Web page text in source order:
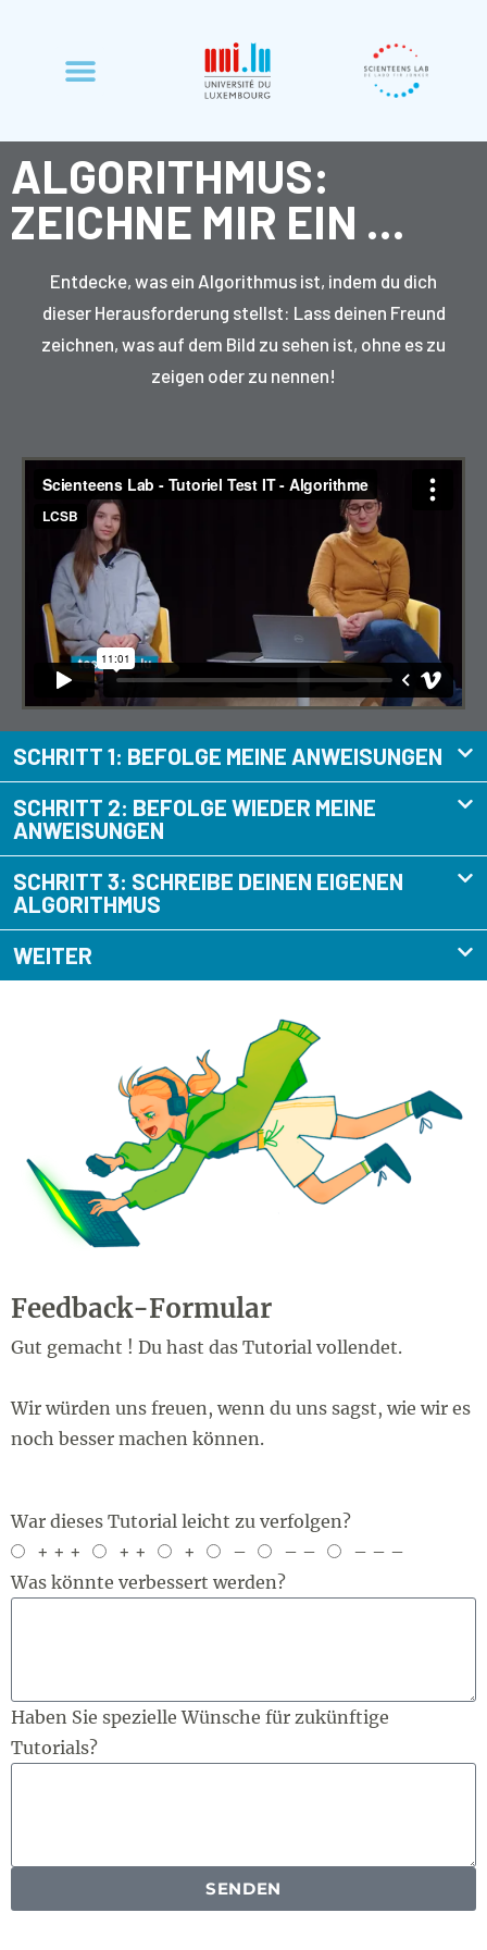
ALGORITHMUS:
ZEICHNE MIR EIN ...
Entdecke, was ein Algorithmus ist, indem du dich
dieser Herausforderung stellst: Lass deinen Freund
zeichnen, was auf dem Bild zu sehen ist, ohne es zu
zeigen oder zu nennen!
SCHRITT 1: BEFOLGE MEINE ANWEISUNGEN
SCHRITT 2: BEFOLGE WIEDER MEINE
ANWEISUNGEN
SCHRITT 3: SCHREIBE DEINEN EIGENEN
ALGORITHMUS
WEITER
Feedback-Formular
Gut gemacht ! Du hast das Tutorial vollendet.
Wir würden uns freuen, wenn du uns sagst, wie wir es
noch besser machen können.
War dieses Tutorial leicht zu verfolgen?
+ + +
+ + + – – –
– – –
Was könnte verbessert werden?
Haben Sie spezielle Wünsche für zukünftige
Tutorials?
SENDEN